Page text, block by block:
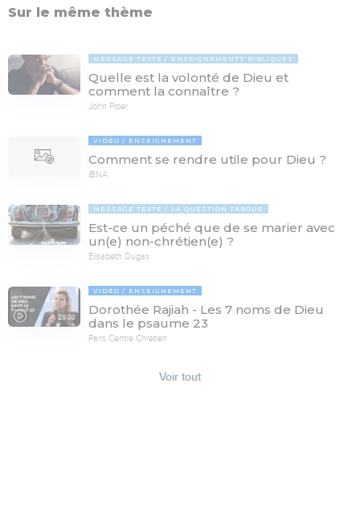
Sur le même thème
MESSAGE TEXTE ENSEIGNEMENTS BIBLIQUES
Quelle est la volonté de Dieu et
comment la connaître ?
John Piper
VIDÉO ENSEIGNEMENT
Comment se rendre utile pour Dieu ?
IBNA
MESSAGE TEXTE LA QUESTION TABOUE
Est-ce un péché que de se marier avec
un(e) non-chrétien(e) ?
Elisabeth Dugas
29:08
VIDÉO ENSEIGNEMENT
Dorothée Rajiah - Les 7 noms de Dieu
dans le psaume 23
Paris Centre Chrétien
Voir tout